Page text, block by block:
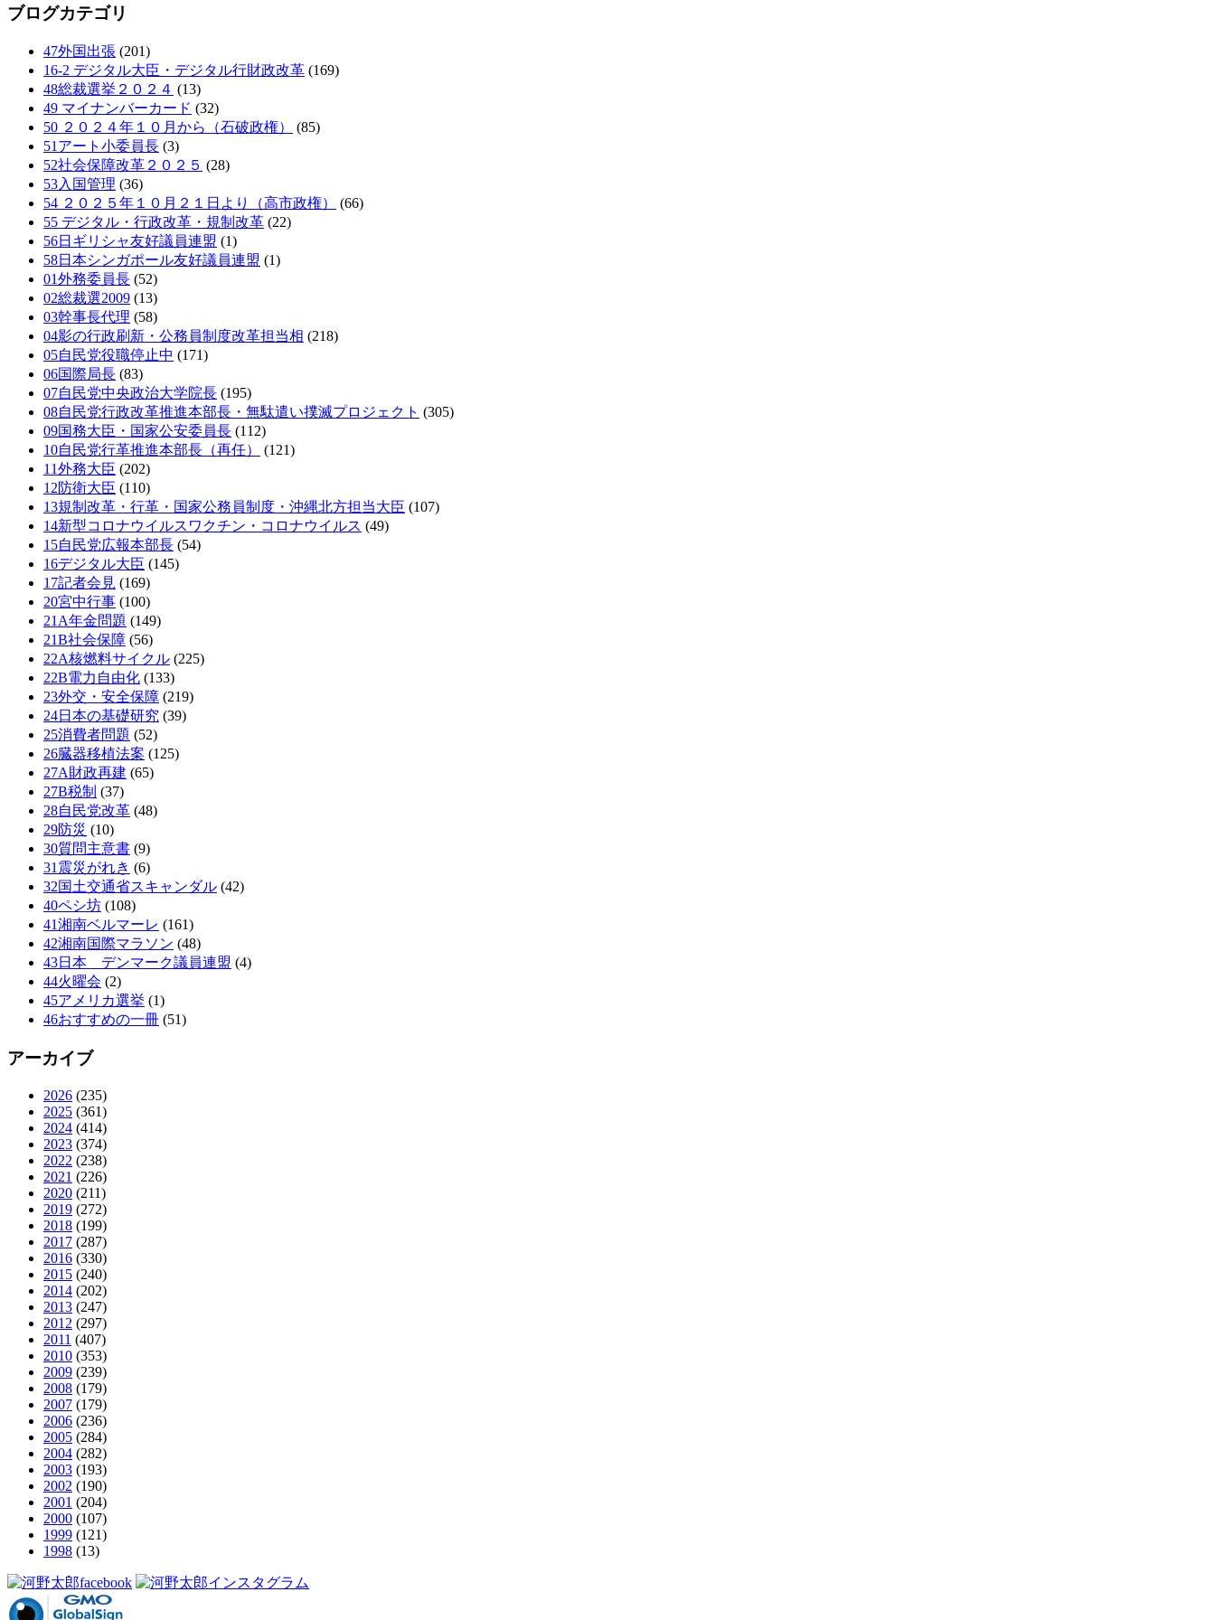
ブログカテゴリ
47外国出張 (201)
16-2 デジタル大臣・デジタル行財政改革 (169)
48総裁選挙２０２４ (13)
49 マイナンバーカード (32)
50 ２０２４年１０月から（石破政権）
(85)
51アート小委員長 (3)
52社会保障改革２０２５ (28)
53入国管理 (36)
54 ２０２５年１０月２１日より（高市政権）
(66)
55 デジタル・行政改革・規制改革 (22)
56日ギリシャ友好議員連盟 (1)
58日本シンガポール友好議員連盟 (1)
01外務委員長 (52)
02総裁選2009 (13)
03幹事長代理 (58)
04影の行政刷新・公務員制度改革担当相 (218)
05自民党役職停止中 (171)
06国際局長 (83)
07自民党中央政治大学院長 (195)
08自民党行政改革推進本部長・無駄遣い撲滅プロジェクト (305)
09国務大臣・国家公安委員長 (112)
10自民党行革推進本部長（再任）
(121)
11外務大臣 (202)
12防衛大臣 (110)
13規制改革・行革・国家公務員制度・沖縄北方担当大臣 (107)
14新型コロナウイルスワクチン・コロナウイルス (49)
15自民党広報本部長 (54)
16デジタル大臣 (145)
17記者会見 (169)
20宮中行事 (100)
21A年金問題 (149)
21B社会保障 (56)
22A核燃料サイクル (225)
22B電力自由化 (133)
23外交・安全保障 (219)
24日本の基礎研究 (39)
25消費者問題 (52)
26臓器移植法案 (125)
27A財政再建 (65)
27B税制 (37)
28自民党改革 (48)
29防災 (10)
30質問主意書 (9)
31震災がれき (6)
32国土交通省スキャンダル (42)
40ペシ坊 (108)
41湘南ベルマーレ (161)
42湘南国際マラソン (48)
43日本 デンマーク議員連盟 (4)
44火曜会 (2)
45アメリカ選挙 (1)
46おすすめの一冊 (51)
アーカイブ
2026 (235)
2025 (361)
2024 (414)
2023 (374)
2022 (238)
2021 (226)
2020 (211)
2019 (272)
2018 (199)
2017 (287)
2016 (330)
2015 (240)
2014 (202)
2013 (247)
2012 (297)
2011 (407)
2010 (353)
2009 (239)
2008 (179)
2007 (179)
2006 (236)
2005 (284)
2004 (282)
2003 (193)
2002 (190)
2001 (204)
2000 (107)
1999 (121)
1998 (13)